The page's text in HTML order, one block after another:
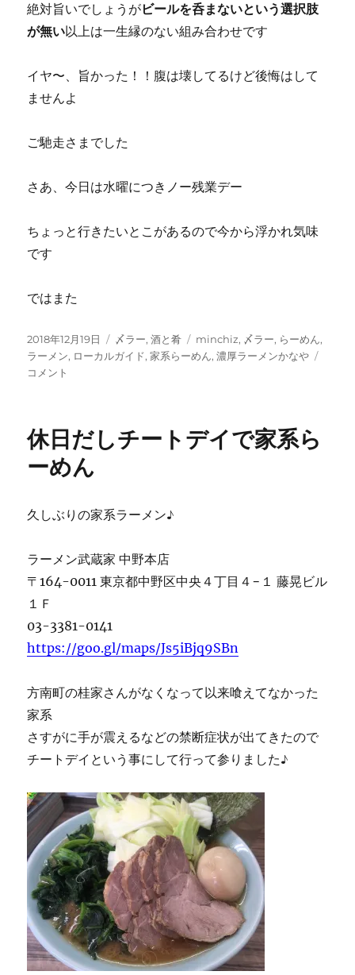
絶対旨いでしょうがビールを呑まないという選択肢
が無い以上は一生縁のない組み合わせです
イヤ〜、旨かった！！腹は壊してるけど後悔はして
ませんよ
ご馳走さまでした
さあ、今日は水曜につきノー残業デー
ちょっと行きたいとこがあるので今から浮かれ気味
です
ではまた
投
稿
日:
2018年12月19日
カ
テ
〆ラー,酒と肴
タ
グ
minchiz, 〆ラー, らーめん,
ラーメン, ローカルガイド,家系らーめん,濃厚ラーメンかなや
コメント
休日だしチートデイで家系ら
ーめん
久しぶりの家系ラーメン♪
ラーメン武蔵家 中野本店
〒164-0011 東京都中野区中央４丁目４−１ 藤晃ビル
１Ｆ
03-3381-0141
https://goo.gl/maps/Js5iBjq9SBn
方南町の桂家さんがなくなって以来喰えてなかった
家系
さすがに手が震えるなどの禁断症状が出てきたので
チートデイという事にして行って参りました♪